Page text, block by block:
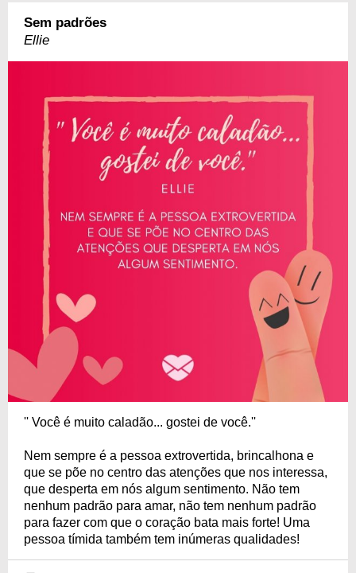
Sem padrões
Ellie
'' Você é muito caladão... gostei de você.''
Nem sempre é a pessoa extrovertida, brincalhona e
que se põe no centro das atenções que nos interessa,
que desperta em nós algum sentimento. Não tem
nenhum padrão para amar, não tem nenhum padrão
para fazer com que o coração bata mais forte! Uma
pessoa tímida também tem inúmeras qualidades!